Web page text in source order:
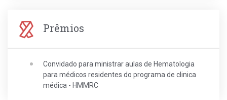
Prêmios
Convidado para ministrar aulas de Hematologia
para médicos residentes do programa de clinica
médica - HMMRC